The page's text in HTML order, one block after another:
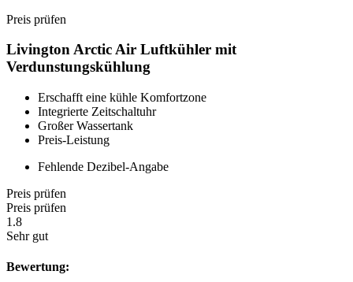
Preis prüfen
Livington Arctic Air Luftkühler mit
Verdunstungskühlung
Erschafft eine kühle Komfortzone
Integrierte Zeitschaltuhr
Großer Wassertank
Preis-Leistung
Fehlende Dezibel-Angabe
Preis prüfen
Preis prüfen
1.8
Sehr gut
Bewertung: